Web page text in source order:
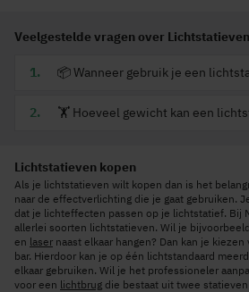
Veelgestelde vragen over Lichtstatieven
📦 Wanneer gebruik je een
🏋 Hoeveel gewicht kan een
Lichtstatieven kopen
Als je lichtstatieven wilt kopen dan is het
naar de effectverlichting die je gaat gebruiken.
dat je lichteffecten passen op je lichtstatief. Bij
allerlei soorten lichtstatieven. Wil je
en laser naast elkaar hangen? Dan kan je
bar. Hierdoor kan je op één lichtstandaard
elkaar gebruiken. Wil je het professioneler
voor een lichtbrug die bestaat uit twee